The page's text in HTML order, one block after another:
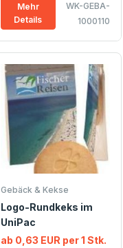
Mehr
Details
WK-GEBA-
1000110
Gebäck & Kekse
Logo-Rundkeks im
UniPac
ab 0,63 EUR per 1 Stk.